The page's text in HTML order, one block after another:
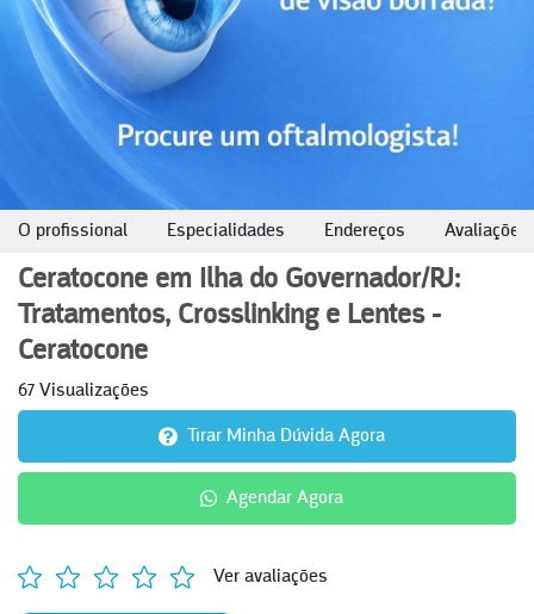
O profissional Especialidades Endereços Avaliações
Ceratocone em Ilha do Governador/RJ:
Tratamentos, Crosslinking e Lentes -
Ceratocone
67 Visualizações
Tirar Minha Dúvida Agora
Agendar Agora
Ver avaliações